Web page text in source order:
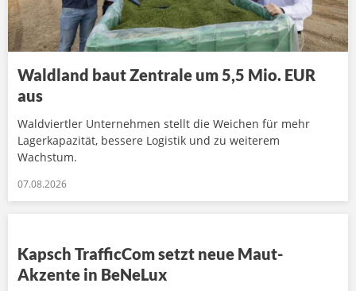
Waldland baut Zentrale um 5,5 Mio. EUR
aus
Waldviertler Unternehmen stellt die Weichen für mehr
Lagerkapazität, bessere Logistik und zu weiterem
Wachstum.
07.08.2026
Kapsch TrafficCom setzt neue Maut-
Akzente in BeNeLux